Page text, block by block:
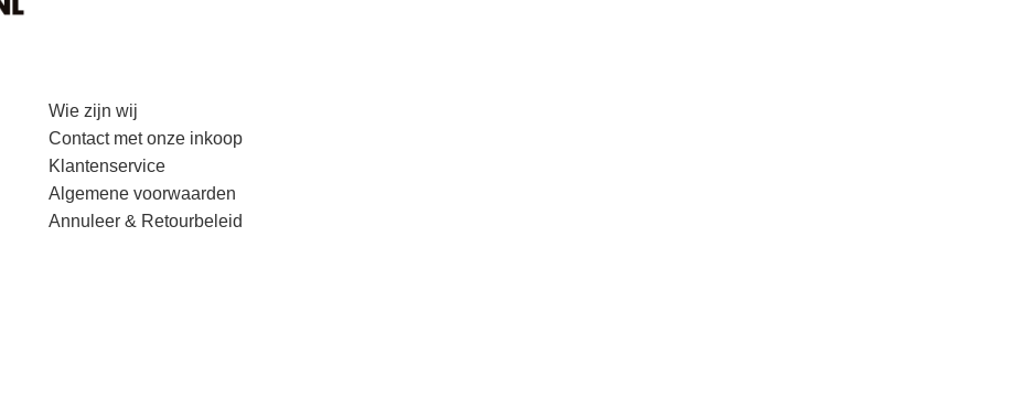
Wie zijn wij
Contact met onze inkoop
Klantenservice
Algemene voorwaarden
Annuleer & Retourbeleid